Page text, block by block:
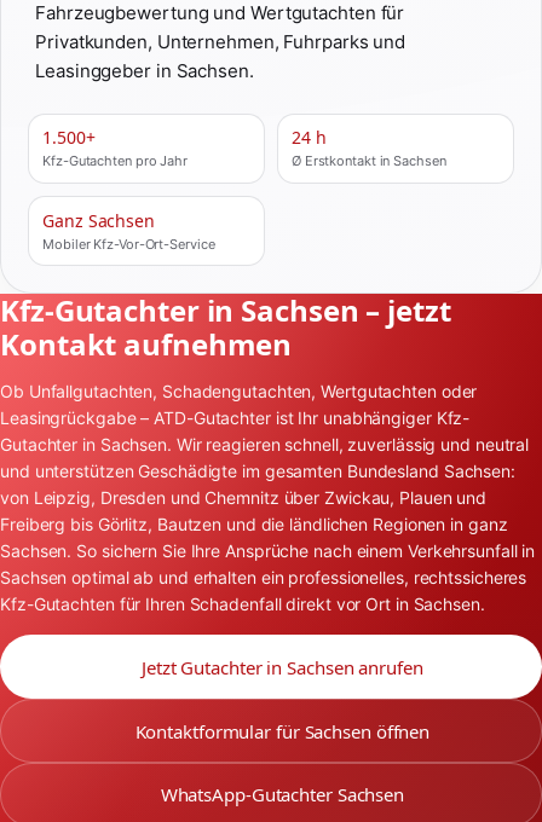
Fahrzeugbewertung und Wertgutachten für
Privatkunden, Unternehmen, Fuhrparks und
Leasinggeber in Sachsen.
1.500+
Kfz-Gutachten pro Jahr
24 h
Ø Erstkontakt in Sachsen
Ganz Sachsen
Mobiler Kfz-Vor-Ort-Service
Kfz-Gutachter in Sachsen – jetzt
Kontakt aufnehmen
Ob Unfallgutachten, Schadengutachten, Wertgutachten oder
Leasingrückgabe – ATD-Gutachter ist Ihr unabhängiger Kfz-
Gutachter in Sachsen. Wir reagieren schnell, zuverlässig und neutral
und unterstützen Geschädigte im gesamten Bundesland Sachsen:
von Leipzig, Dresden und Chemnitz über Zwickau, Plauen und
Freiberg bis Görlitz, Bautzen und die ländlichen Regionen in ganz
Sachsen. So sichern Sie Ihre Ansprüche nach einem Verkehrsunfall in
Sachsen optimal ab und erhalten ein professionelles, rechtssicheres
Kfz-Gutachten für Ihren Schadenfall direkt vor Ort in Sachsen.
Jetzt Gutachter in Sachsen anrufen
Kontaktformular für Sachsen öffnen
WhatsApp-Gutachter Sachsen